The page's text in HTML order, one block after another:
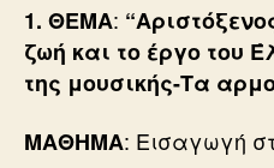
1. ΘΕΜΑ:
ζωή και το έργο του
της μουσικής-Τα
ΜΑΘΗΜΑ: Εισαγωγή